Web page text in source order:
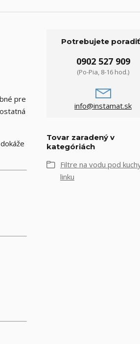
pre
Potrebujete
0902 527 909
(Po-Pia, 8-16 hod.)
info@instamat.sk
Tovar zaradený v
kategóriách
Filtre na vodu pod
linku